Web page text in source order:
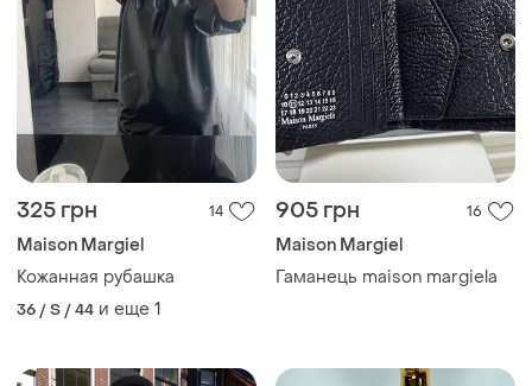
325 грн 14
Maison Margiel
Кожанная рубашка
36 / S / 44 и еще 1
905 грн 16
Maison Margiel
Гаманець maison margiela